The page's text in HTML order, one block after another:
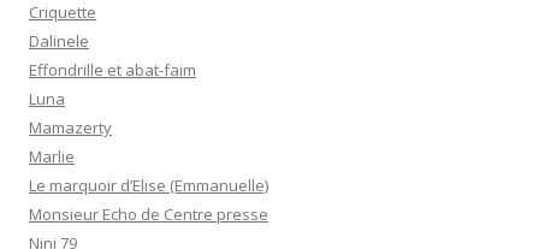
Criquette
Dalinele
Effondrille et abat-faim
Luna
Mamazerty
Marlie
Le marquoir d’Elise (Emmanuelle)
Monsieur Echo de Centre presse
Nini 79